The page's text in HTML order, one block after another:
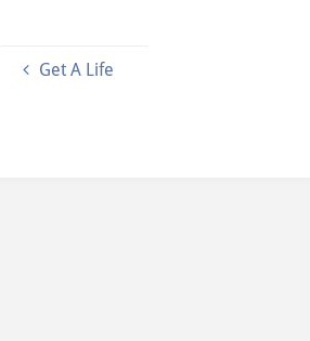
Get A Life